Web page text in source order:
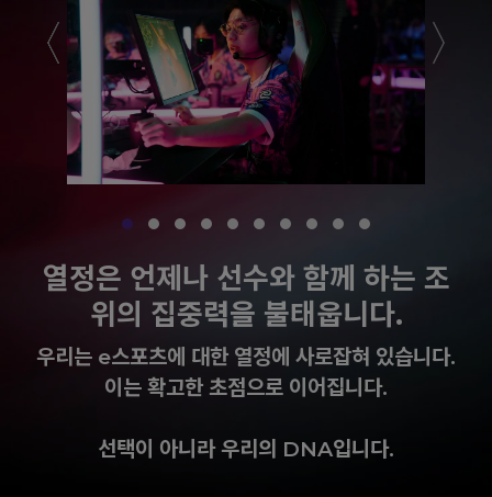
열정은 언제나 선수와 함께 하는 조
위의 집중력을 불태웁니다.
우리는 e스포츠에 대한 열정에 사로잡혀 있습니다.
이는 확고한 초점으로 이어집니다.
선택이 아니라 우리의 DNA입니다.